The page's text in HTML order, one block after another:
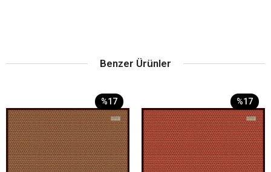
Benzer Ürünler
%17 %17